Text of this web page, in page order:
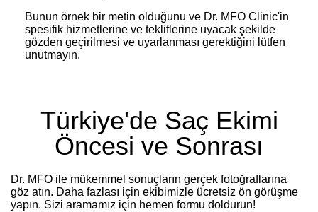
Bunun örnek bir metin olduğunu ve Dr. MFO Clinic'in
spesifik hizmetlerine ve tekliflerine uyacak şekilde
gözden geçirilmesi ve uyarlanması gerektiğini lütfen
unutmayın.
Türkiye'de Saç Ekimi
Öncesi ve Sonrası
Dr. MFO ile mükemmel sonuçların gerçek fotoğraflarına
göz atın. Daha fazlası için ekibimizle ücretsiz ön görüşme
yapın. Sizi aramamız için hemen formu doldurun!